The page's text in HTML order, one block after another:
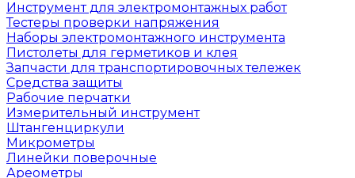
Инструмент для электромонтажных работ
Тестеры проверки напряжения
Наборы электромонтажного инструмента
Пистолеты для герметиков и клея
Запчасти для транспортировочных тележек
Средства защиты
Рабочие перчатки
Измерительный инструмент
Штангенциркули
Микрометры
Линейки поверочные
Ареометры